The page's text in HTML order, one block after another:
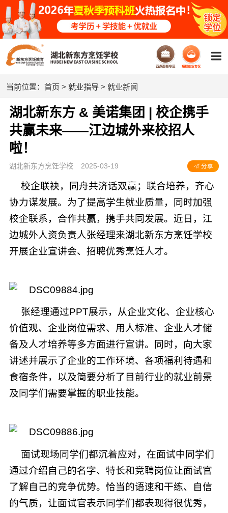
当前位置： 首页> 就业指导> 就业新闻
湖北新东方 & 美诺集团 | 校企携手
共赢未来——江边城外来校招人
啦！
分享
湖北新东方烹饪学校 2025-03-19
校企联袂，同舟共济话双赢；联合培养，齐心
协力谋发展。为了提高学生就业质量，同时加强
校企联系，合作共赢，携手共同发展。近日，江
边城外人资负责人张经理来湖北新东方烹饪学校
开展企业宣讲会、招聘优秀烹饪人才。
张经理通过PPT展示，从企业文化、企业核心
价值观、企业岗位需求、用人标准、企业人才储
备及人才培养等多方面进行宣讲。同时，向大家
讲述并展示了企业的工作环境、各项福利待遇和
食宿条件，以及简要分析了目前行业的就业前景
及同学们需要掌握的职业技能。
面试现场同学们都沉着应对，在面试中同学们
通过介绍自己的名字、特长和竞聘岗位让面试官
了解自己的竞争优势。恰当的语速和干练、自信
的气质，让面试官表示同学们都表现得很优秀，